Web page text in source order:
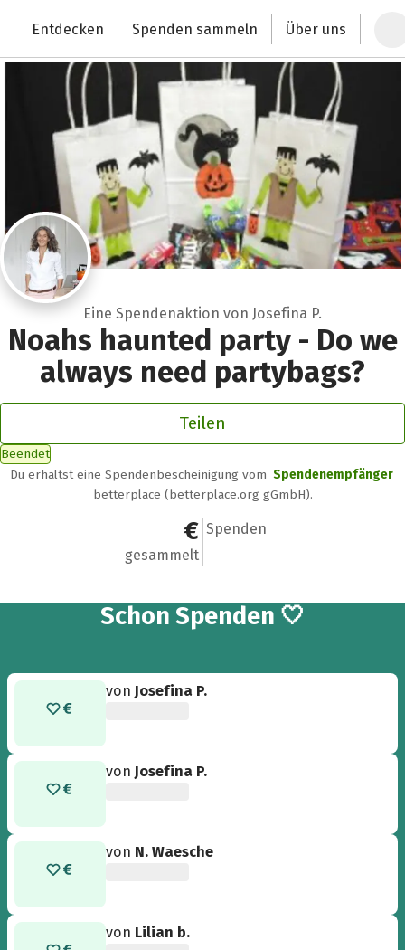
Deutschlands größte Spendenplattform
Entdecken Spenden sammeln Über uns
Eine Spendenaktion von Josefina P.
Noahs haunted party - Do we
always need partybags?
Teilen
Beendet
Du erhältst eine Spendenbescheinigung vom Spendenempfänger
betterplace (betterplace.org gGmbH).
81 €
gesammelt
8
Spenden
Schon 8
Spenden 🤍
von Josefina P.
von Josefina P.
von N. Waesche
von Lilian b.